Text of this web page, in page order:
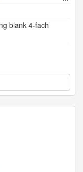
blank 4-fach